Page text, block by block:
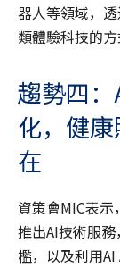
器人等領域，
類體驗科技的方
趨勢四
化，健
在
資策會MIC表
推出AI技術服
檻，以及利用